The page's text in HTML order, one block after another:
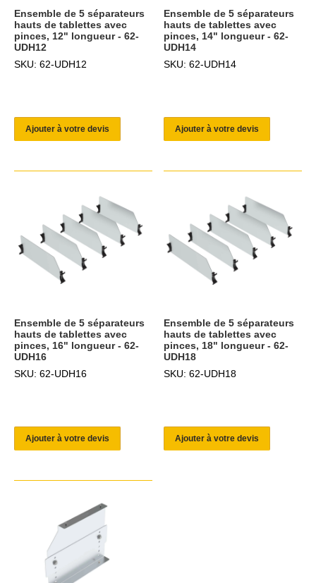
Ensemble de 5 séparateurs
hauts de tablettes avec
pinces, 12" longueur - 62-
UDH12
SKU: 62-UDH12
Ajouter à votre devis
Ensemble de 5 séparateurs
hauts de tablettes avec
pinces, 14" longueur - 62-
UDH14
SKU: 62-UDH14
Ajouter à votre devis
Ensemble de 5 séparateurs
hauts de tablettes avec
pinces, 16" longueur - 62-
UDH16
SKU: 62-UDH16
Ajouter à votre devis
Ensemble de 5 séparateurs
hauts de tablettes avec
pinces, 18" longueur - 62-
UDH18
SKU: 62-UDH18
Ajouter à votre devis